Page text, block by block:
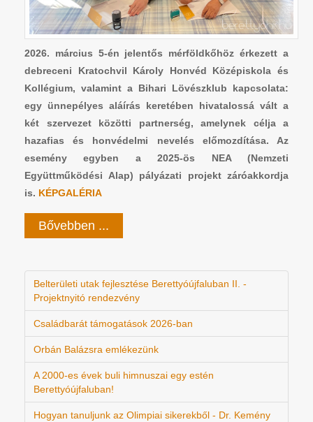
2026. március 5-én jelentős mérföldkőhöz érkezett a
debreceni Kratochvil Károly Honvéd Középiskola és
Kollégium, valamint a Bihari Lövészklub kapcsolata:
egy ünnepélyes aláírás keretében hivatalossá vált a
két szervezet közötti partnerség, amelynek célja a
hazafias és honvédelmi nevelés előmozdítása. Az
esemény egyben a 2025-ös NEA (Nemzeti
Együttműködési Alap) pályázati projekt záróakkordja
is. KÉPGALÉRIA
Bővebben ...
Belterületi utak fejlesztése Berettyóújfaluban II. -
Projektnyitó rendezvény
Családbarát támogatások 2026-ban
Orbán Balázsra emlékezünk
A 2000-es évek buli himnuszai egy estén
Berettyóújfaluban!
Hogyan tanuljunk az Olimpiai sikerekből - Dr. Kemény